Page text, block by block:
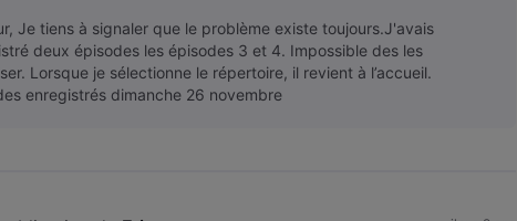
Je tiens à signaler que le problème existe toujours.J'avais
deux épisodes les épisodes 3 et 4. Impossible des les
Lorsque je sélectionne le répertoire, il revient à l’accueil.
enregistrés dimanche 26 novembre